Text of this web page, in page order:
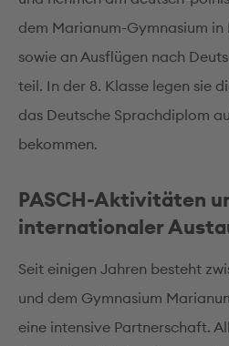
dem Marianum-Gymnasium
sowie an Ausflügen nach
teil. In der 8. Klasse legen sie
das Deutsche Sprachdiplom
bekommen.
PASCH-Aktivitäten
internationaler
Seit einigen Jahren besteht
und dem Gymnasium
eine intensive Partnerschaft.